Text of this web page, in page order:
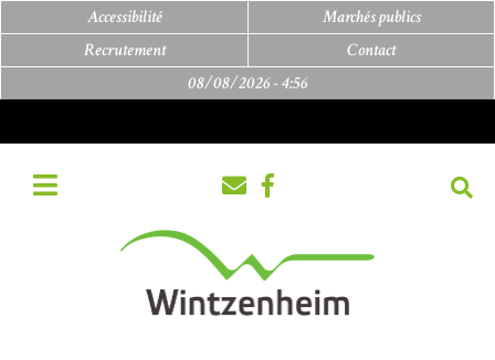
Accessibilité
Marchés publics
Recrutement
Contact
08/08/2026 -4:56